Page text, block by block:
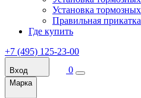
Установка
Правильная прикатка
Где купить
+7 (495) 125-23-00
Вход 0
Марка